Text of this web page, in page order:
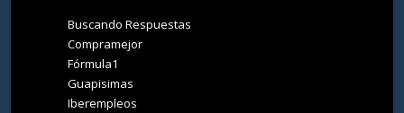
Buscando Respuestas
Compramejor
Fórmula1
Guapisimas
Iberempleos